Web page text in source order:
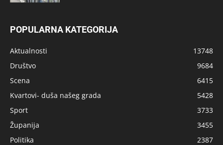
POPULARNA KATEGORIJA
Aktualnosti
13748
Društvo
9684
Scena
6415
Kvartovi- duša našeg grada
5428
Sport
3733
Županija
3455
Politika
2387